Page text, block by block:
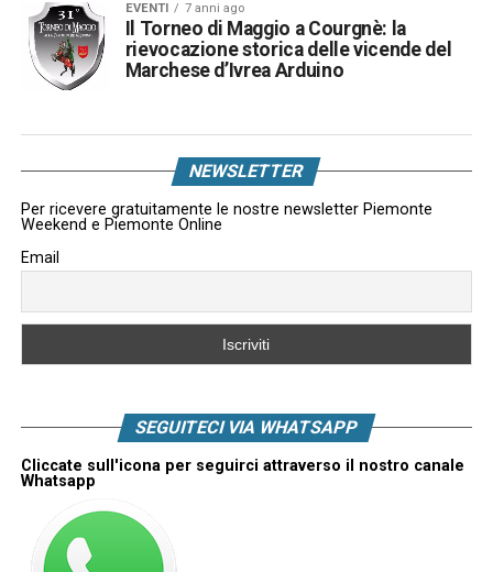
EVENTI 7 anni ago
Il Torneo di Maggio a Courgnè: la
rievocazione storica delle vicende del
Marchese d’Ivrea Arduino
NEWSLETTER
Per ricevere gratuitamente le nostre newsletter Piemonte
Weekend e Piemonte Online
Email
SEGUITECI VIA WHATSAPP
Cliccate sull'icona per seguirci attraverso il nostro canale
Whatsapp